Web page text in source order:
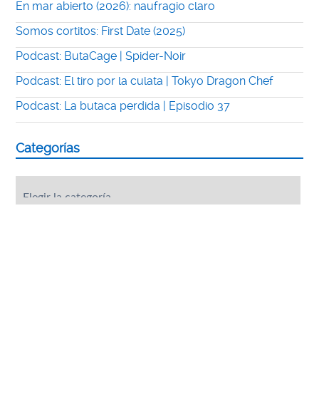
En mar abierto (2026): naufragio claro
Somos cortitos: First Date (2025)
Podcast: ButaCage | Spider-Noir
Podcast: El tiro por la culata | Tokyo Dragon Chef
Podcast: La butaca perdida | Episodio 37
Categorías